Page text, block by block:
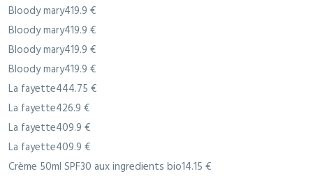
Bloody mary419.9 €
Bloody mary419.9 €
Bloody mary419.9 €
Bloody mary419.9 €
La fayette444.75 €
La fayette426.9 €
La fayette409.9 €
La fayette409.9 €
Crème 50ml SPF30 aux ingredients bio14.15 €